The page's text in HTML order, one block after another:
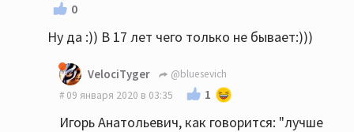
0
Ну да :)) В 17 лет чего только не бывает:)))
VelociTyger
@bluesevich
09 января 2020 в 03:35
1
Игорь Анатольевич, как говорится: "лучше